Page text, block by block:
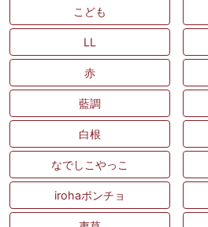
こども
LL
赤
藍調
白根
なでしこやっこ
irohaポンチョ